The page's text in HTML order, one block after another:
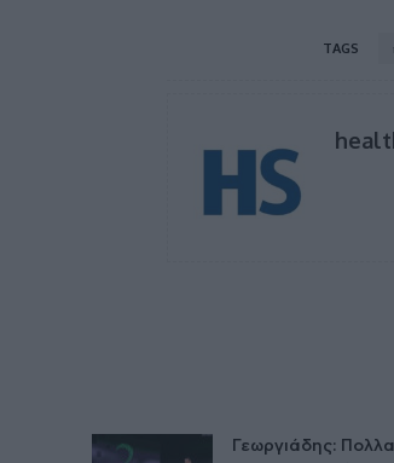
TAGS
Γεωργιάδης: